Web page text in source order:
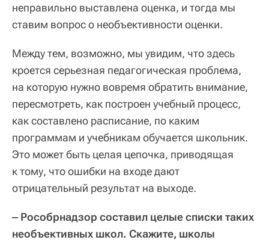
неправильно выставлена оценка, и тогда мы
ставим вопрос о необъективности оценки.
Между тем, возможно, мы увидим, что здесь
кроется серьезная педагогическая проблема,
на которую нужно вовремя обратить внимание,
пересмотреть, как построен учебный процесс,
как составлено расписание, по каким
программам и учебникам обучается школьник.
Это может быть целая цепочка, приводящая
к тому, что ошибки на входе дают
отрицательный результат на выходе.
‒ Рособрнадзор составил целые списки таких
необъективных школ. Скажите, школы